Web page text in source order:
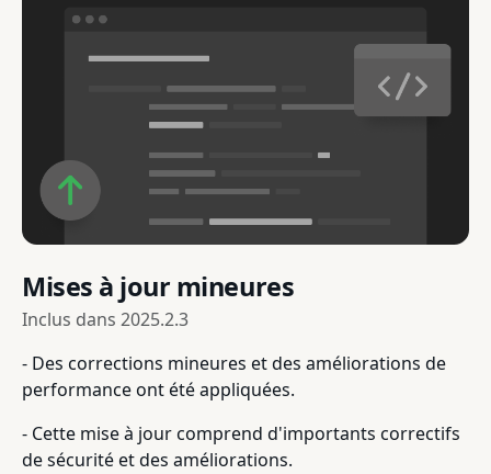
Mises à jour mineures
Inclus dans 2025.2.3
- Des corrections mineures et des améliorations de
performance ont été appliquées.
- Cette mise à jour comprend d'importants correctifs
de sécurité et des améliorations.